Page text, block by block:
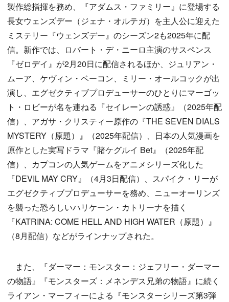
製作総指揮を務め、『アダムス・ファミリー』に登場する
長女ウェンズデー（ジェナ・オルテガ）を主人公に迎えた
ミステリー『ウェンズデー』のシーズン2も2025年に配
信。新作では、ロバート・デ・ニーロ主演のサスペンス
『ゼロデイ』が2月20日に配信されるほか、ジュリアン・
ムーア、ケヴィン・ベーコン、ミリー・オールコックが出
演し、エグゼクティブプロデューサーのひとりにマーゴッ
ト・ロビーが名を連ねる『セイレーンの誘惑』（2025年配
信）、アガサ・クリスティー原作の『THE SEVEN DIALS
MYSTERY（原題）』（2025年配信）、日本の人気漫画を
原作とした実写ドラマ『賭ケグルイ Bet』（2025年配
信）、カプコンの人気ゲームをアニメシリーズ化した
『DEVIL MAY CRY』（4月3日配信）、スパイク・リーが
エグゼクティブプロデューサーを務め、ニューオーリンズ
を襲った恐ろしいハリケーン・カトリーナを描く
『KATRINA: COME HELL AND HIGH WATER（原題）』
（8月配信）などがラインナップされた。
また、『ダーマー：モンスター：ジェフリー・ダーマー
の物語』『モンスターズ：メネンデス兄弟の物語』に続く
ライアン・マーフィーによる『モンスターシリーズ第3弾